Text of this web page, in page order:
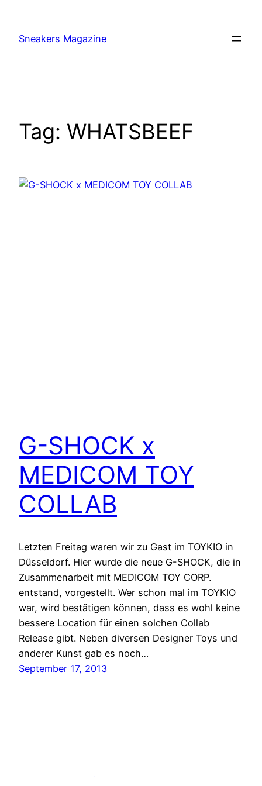
content
Sneakers Magazine
Tag: WHATSBEEF
G-SHOCK x
MEDICOM TOY
COLLAB
Letzten Freitag waren wir zu Gast im TOYKIO in
Düsseldorf. Hier wurde die neue G-SHOCK, die in
Zusammenarbeit mit MEDICOM TOY CORP.
entstand, vorgestellt. Wer schon mal im TOYKIO
war, wird bestätigen können, dass es wohl keine
bessere Location für einen solchen Collab
Release gibt. Neben diversen Designer Toys und
anderer Kunst gab es noch…
September 17, 2013
Sneakers Magazine